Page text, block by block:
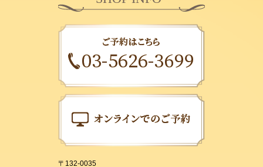
〒132-0035